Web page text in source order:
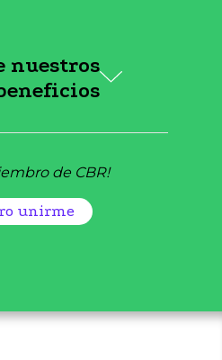
nuestros
de CBR!
unirme